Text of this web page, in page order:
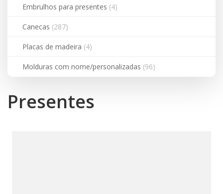
Embrulhos para presentes (4)
Canecas (287)
Placas de madeira (4)
Molduras com nome/personalizadas (96)
Presentes